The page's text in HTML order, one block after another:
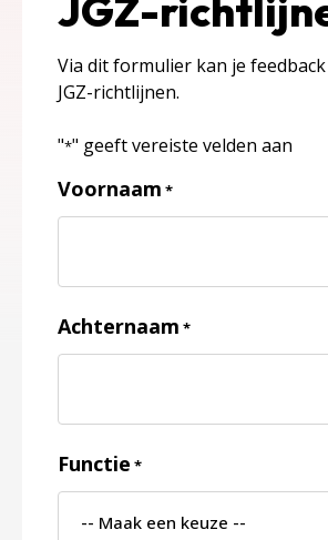
JGZ-
Via dit formulier kan je
JGZ-richtlijnen.
"*" geeft vereiste velden aan
Voornaam *
Achternaam *
Functie *